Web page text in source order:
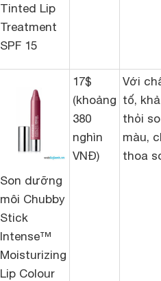
Tinted Lip
Treatment
SPF 15
Son dưỡng
môi Chubby
Stick
Intense™
Moisturizing
Lip Colour
17$
(khoảng
380
nghìn
VNĐ)
Với
tố,
thỏi
màu,
thoa